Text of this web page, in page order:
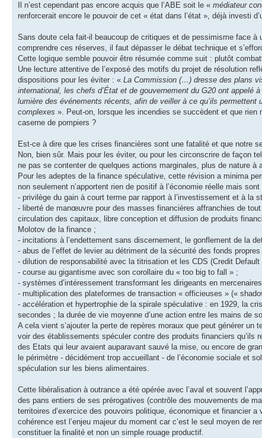
Il n’est cependant pas encore acquis que l’ABE soit le « médiateur
renforcerait encore le pouvoir de cet « état dans l’état », déjà investi
Sans doute cela fait-il beaucoup de critiques et de pessimisme face à
comprendre ces réserves, il faut dépasser le débat technique et
Cette logique semble pouvoir être résumée comme suit : plutôt
Une lecture attentive de l’exposé des motifs du projet de résolution
dispositions pour les éviter : « La Commission (…) dresse des plans
international, les chefs d’État et de gouvernement du G20 ont
lumière des événements récents, afin de veiller à ce qu’ils
complexes ». Peut-on, lorsque les incendies se succèdent et que rien
caserne de pompiers ?
Est-ce à dire que les crises financières sont une fatalité et que notre
Non, bien sûr. Mais pour les éviter, ou pour les circonscrire de façon
ne pas se contenter de quelques actions marginales, plus de nature
Pour les adeptes de la finance spéculative, cette révision a minima
non seulement n’apportent rien de positif à l’économie réelle mais
- privilège du gain à court terme par rapport à l’investissement et à la
- liberté de manœuvre pour des masses financières affranchies de
circulation des capitaux, libre conception et diffusion de produits
Molotov de la finance ;
- incitations à l’endettement sans discernement, le gonflement de la
- abus de l’effet de levier au détriment de la sécurité des fonds propres
- dilution de responsabilité avec la titrisation et les CDS (Credit Default
- course au gigantisme avec son corollaire du « too big to fall » ;
- systèmes d’intéressement transformant les dirigeants en
- multiplication des plateformes de transaction « officieuses » («
- accélération et hypertrophie de la spirale spéculative : en 1929, la
secondes ; la durée de vie moyenne d’une action entre les mains de
A cela vient s’ajouter la perte de repères moraux que peut générer
voir des établissements spéculer contre des produits financiers qu’ils
des Etats qui leur avaient auparavant sauvé la mise, ou encore de
le périmètre - décidément trop accueillant - de l’économie sociale et
spéculation sur les biens alimentaires.
Cette libéralisation à outrance a été opérée avec l’aval et souvent
des pans entiers de ses prérogatives (contrôle des mouvements de
territoires d’exercice des pouvoirs politique, économique et financier
cohérence est l’enjeu majeur du moment car c’est le seul moyen de
constituer la finalité et non un simple rouage productif.